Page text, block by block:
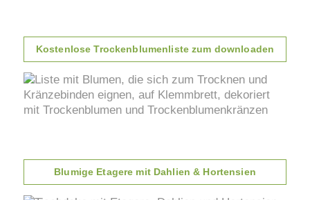
Kostenlose Trockenblumenliste zum downloaden
Blumige Etagere mit Dahlien & Hortensien